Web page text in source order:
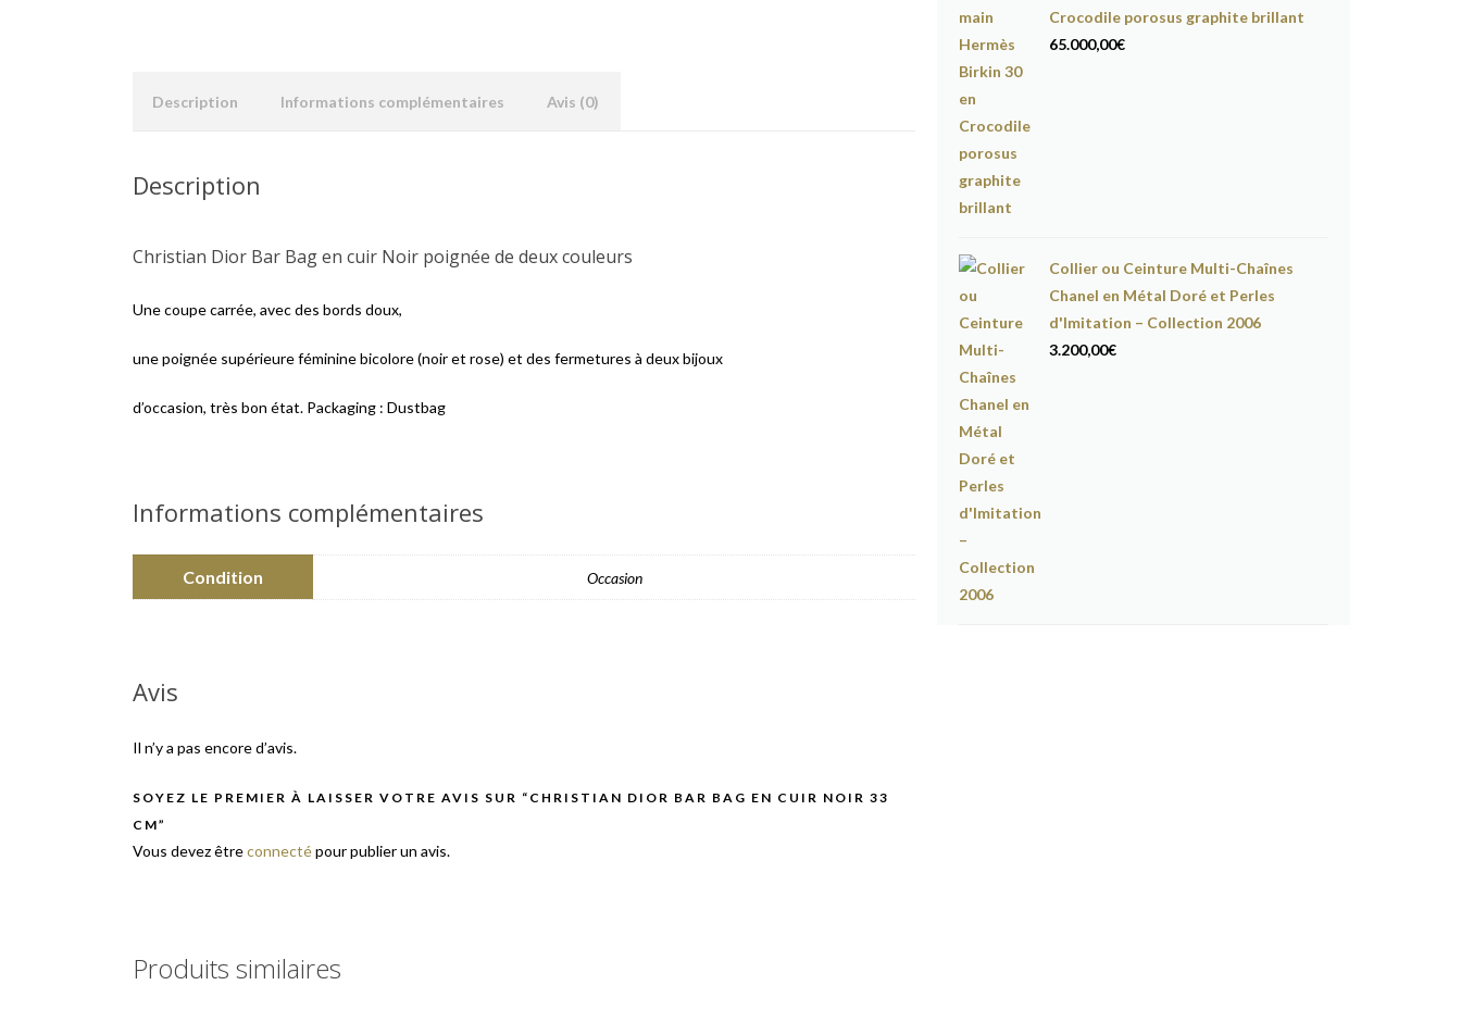
Description Informations complémentaires Avis (0)
Description
Christian Dior Bar Bag en cuir Noir poignée de deux couleurs
Une coupe carrée, avec des bords doux,
une poignée supérieure féminine bicolore (noir et rose) et des fermetures à deux bijoux
d’occasion, très bon état. Packaging : Dustbag
Informations complémentaires
Condition Occasion
Avis
Il n’y a pas encore d’avis.
SOYEZ LE PREMIER À LAISSER VOTRE AVIS SUR “CHRISTIAN DIOR BAR BAG EN CUIR NOIR 33
CM”
Vous devez êtreconnectépour publier un avis.
Produits similaires
Crocodile porosus graphite brillant
65.000,00€
Collier ou Ceinture Multi-Chaînes
Chanel en Métal Doré et Perles
d'Imitation – Collection 2006
3.200,00€